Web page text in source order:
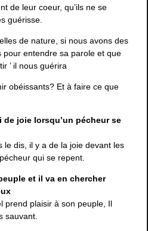
de leur coeur, qu’ils ne se
guérisse.
de nature, si nous avons des
pour entendre sa parole et que
’ il nous guérira
obéissants? Et à faire ce que
joie lorsqu’un pécheur se
le dis, il y a de la joie devant les
qui se repent.
et il va en chercher
prend plaisir à son peuple, Il
sauvant.